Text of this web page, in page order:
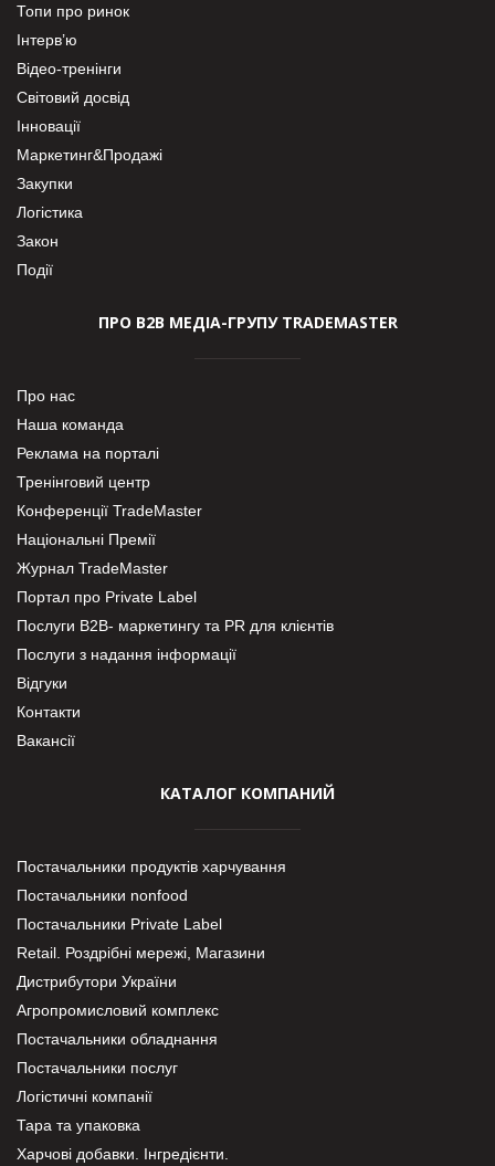
Топи про ринок
Інтерв’ю
Відео-тренінги
Світовий досвід
Інновації
Маркетинг&Продажі
Закупки
Логістика
Закон
Події
ПРО В2В МЕДІА-ГРУПУ TRADEMASTER
Про нас
Наша команда
Реклама на порталі
Тренінговий центр
Конференції TradeMaster
Національні Премії
Журнал TradeMaster
Портал про Private Label
Послуги В2В- маркетингу та PR для клієнтів
Послуги з надання інформації
Відгуки
Контакти
Вакансії
КАТАЛОГ КОМПАНИЙ
Постачальники продуктів харчування
Постачальники nonfood
Постачальники Private Label
Retail. Роздрібні мережі, Магазини
Дистрибутори України
Агропромисловий комплекс
Постачальники обладнання
Постачальники послуг
Логістичні компанії
Тара та упаковка
Харчові добавки. Інгредієнти.